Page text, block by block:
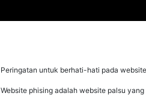
Peringatan untuk berhati-hati pada
Website phising adalah website palsu